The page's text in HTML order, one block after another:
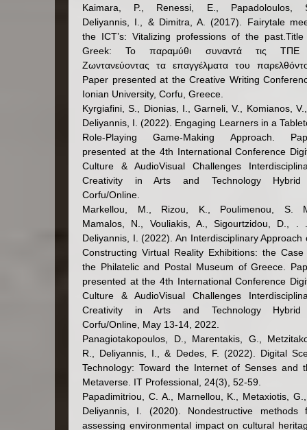
Kaimara, P., Renessi, E., Papadoloulos,
Deliyannis, I., & Dimitra, A. (2017). Fairytale
the ICT’s: Vitalizing professions of the
Greek: Το παραμύθι συναντά τις
Ζωντανεύοντας τα επαγγέλματα του
Paper presented at the Creative Writing
Ionian University, Corfu, Greece.
Kyrgiafini, S., Dionias, I., Garneli, V., Komianos,
Deliyannis, I. (2022). Engaging Learners in a
Role-Playing Game-Making Approach.
presented at the 4th International Conference
Culture & AudioVisual Challenges
Creativity in Arts and Technology
Corfu/Online.
Markellou, M., Rizou, K., Poulimenou, S.
Mamalos, N., Vouliakis, A., Sigourtzidou, D., .
Deliyannis, I. (2022). An Interdisciplinary Approach
Constructing Virtual Reality Exhibitions: the Case
the Philatelic and Postal Museum of Greece.
presented at the 4th International Conference
Culture & AudioVisual Challenges
Creativity in Arts and Technology
Corfu/Online, May 13-14, 2022.
Panagiotakopoulos, D., Marentakis, G.,
R., Deliyannis, I., & Dedes, F. (2022). Digital
Technology: Toward the Internet of Senses and
Metaverse. IT Professional, 24(3), 52-59.
Papadimitriou, C. A., Marnellou, K., Metaxiotis,
Deliyannis, I. (2020). Nondestructive methods
assessing environmental impact on cultural